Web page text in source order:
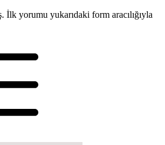
İlk yorumu yukarıdaki form aracılığıyla